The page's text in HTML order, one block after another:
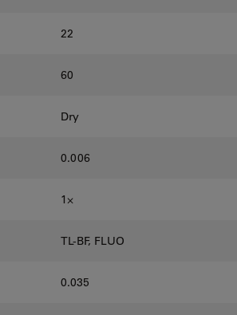
22
60
Dry
0.006
1⨉
TL-BF, FLUO
0.035